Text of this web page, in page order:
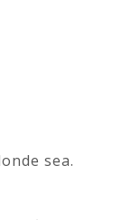
sea.